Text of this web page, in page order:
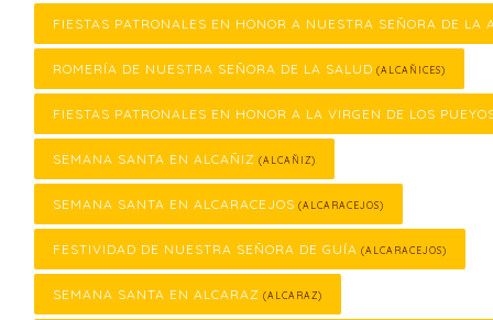
FIESTAS PATRONALES EN HONOR A NUESTRA SEÑORA DE LA
ROMERÍA DE NUESTRA SEÑORA DE LA SALUD (ALCAÑICES)
FIESTAS PATRONALES EN HONOR A LA VIRGEN DE LOS
SEMANA SANTA EN ALCAÑIZ (ALCAÑIZ)
SEMANA SANTA EN ALCARACEJOS (ALCARACEJOS)
FESTIVIDAD DE NUESTRA SEÑORA DE GUÍA (ALCARACEJOS)
SEMANA SANTA EN ALCARAZ (ALCARAZ)